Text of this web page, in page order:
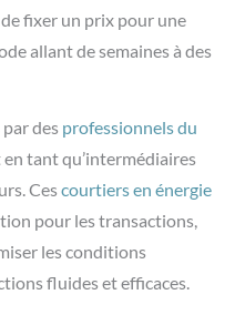
fixer un prix pour une
allant de semaines à des
des professionnels du
en tant qu’intermédiaires
Cescourtiers en énergie
pour les transactions,
les conditions
fluides et efficaces.